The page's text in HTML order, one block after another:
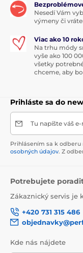
Nesedí Vám
výmeny či
Viac ako 10
Na trhu módy
vyše ako 100
všetky
chceme, aby
Prihláste sa do
Tu napíšte váš
Prihlásením sa k
osobných údajov. Z
Potrebujete
Zákaznický servis je
+420 731 315 486
Kde nás nájdete